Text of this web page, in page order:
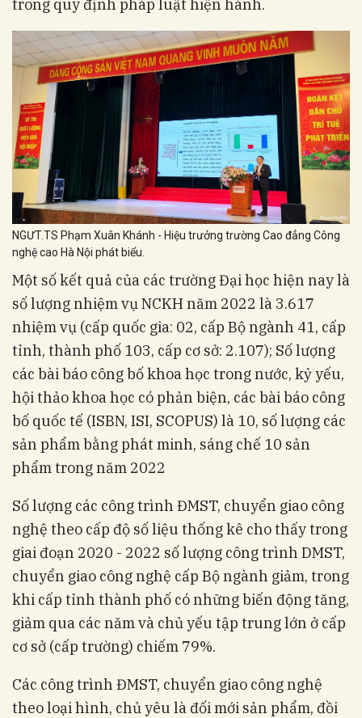
trong quy định pháp luật hiện hành.
NGƯT.TS Phạm Xuân Khánh - Hiệu trưởng trường Cao đẳng Công
nghệ cao Hà Nội phát biểu.
Một số kết quả của các trường Đại học hiện nay là
số lượng nhiệm vụ NCKH năm 2022 là 3.617
nhiệm vụ (cấp quốc gia: 02, cấp Bộ ngành 41, cấp
tỉnh, thành phố 103, cấp cơ sở: 2.107); Số lượng
các bài báo công bố khoa học trong nước, kỷ yếu,
hội thảo khoa học có phản biện, các bài báo công
bố quốc tế (ISBN, ISI, SCOPUS) là 10, số lượng các
sản phẩm bằng phát minh, sáng chế 10 sản
phẩm trong năm 2022
Số lượng các công trình ĐMST, chuyển giao công
nghệ theo cấp độ số liệu thống kê cho thấy trong
giai đoạn 2020 - 2022 số lượng công trình DMST,
chuyển giao công nghệ cấp Bộ ngành giảm, trong
khi cấp tỉnh thành phố có những biến động tăng,
giảm qua các năm và chủ yếu tập trung lớn ở cấp
cơ sở (cấp trường) chiếm 79%.
Các công trình ĐMST, chuyển giao công nghệ
theo loại hình, chủ yêu là đối mới sản phẩm, đồi